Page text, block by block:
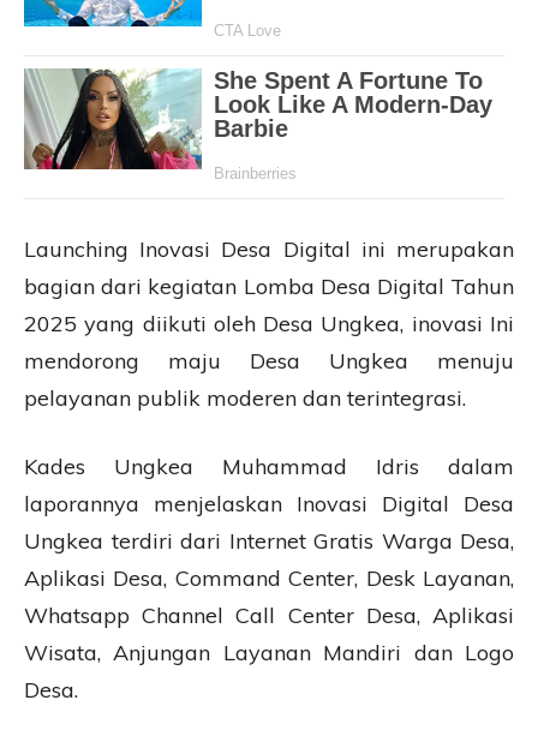
Launching Inovasi Desa Digital ini merupakan
bagian dari kegiatan Lomba Desa Digital Tahun
2025 yang diikuti oleh Desa Ungkea, inovasi Ini
mendorong maju Desa Ungkea menuju
pelayanan publik moderen dan terintegrasi.
Kades Ungkea Muhammad Idris dalam
laporannya menjelaskan Inovasi Digital Desa
Ungkea terdiri dari Internet Gratis Warga Desa,
Aplikasi Desa, Command Center, Desk Layanan,
Whatsapp Channel Call Center Desa, Aplikasi
Wisata, Anjungan Layanan Mandiri dan Logo
Desa.